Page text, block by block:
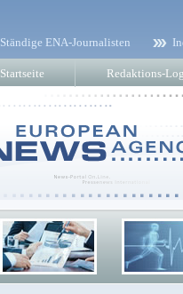
Ständige ENA-Journalisten
Startseite Redaktions-